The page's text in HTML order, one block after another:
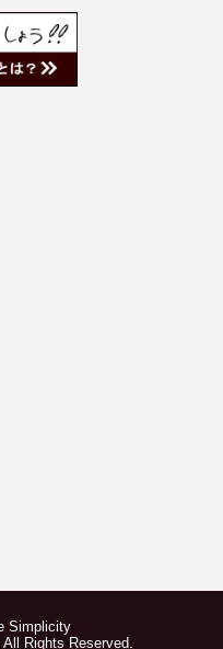
Simplicity
All Rights Reserved.